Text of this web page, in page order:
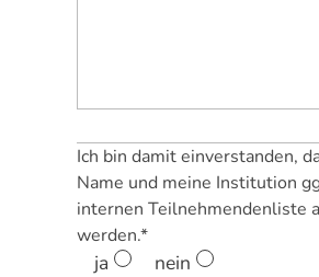
Ich bin damit einverstanden,
Name und meine Institution
internen Teilnehmendenliste
werden.*
ja nein